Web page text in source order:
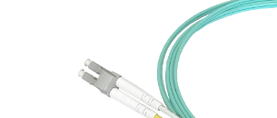
Glasvezel blaasapparatuur
PicoFlow Rapid
Nanoflow Rapid